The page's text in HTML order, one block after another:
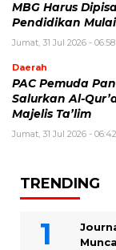
MBG Harus
Pendidikan
Jumat, 31 Jul 2026 -
Daerah
PAC Pemuda
Salurkan Al-
Majelis Ta’lim
Jumat, 31 Jul 2026 -
TRENDING